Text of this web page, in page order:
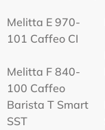
Melitta Е 970-
101 Caffeo CI
Melitta F 840-
100 Caffeo
Barista T Smart
SST